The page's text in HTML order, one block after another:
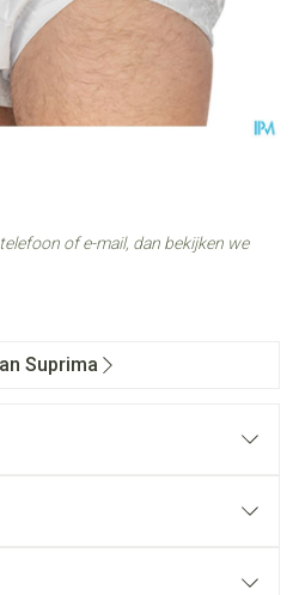
of e-mail, dan bekijken we
Suprima